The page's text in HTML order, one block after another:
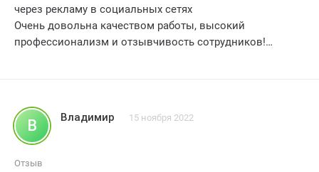
через рекламу в социальных сетях
Очень довольна качеством работы, высокий
профессионализм и отзывчивость сотрудников!
В Владимир 15 ноября 2022
Отзыв